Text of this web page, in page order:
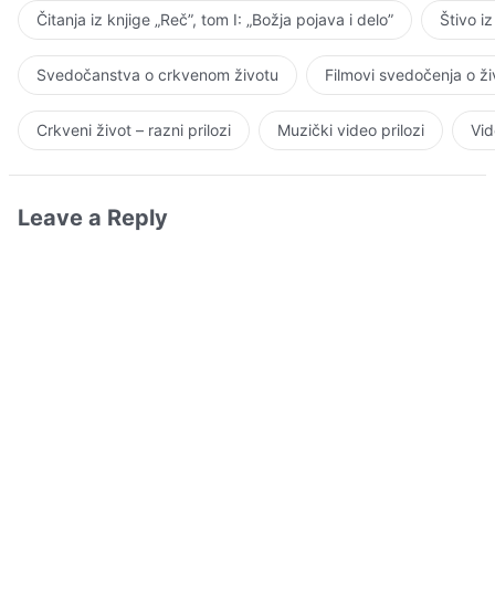
Čitanja iz knjige „Reč”, tom I: „Božja pojava i delo” Štivo
Svedočanstva o crkvenom životu Filmovi svedočenja o
Crkveni život – razni prilozi Muzički video prilozi
Leave a Reply